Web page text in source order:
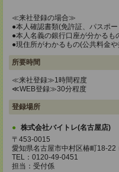
≪来社登録の場合≫
●本人確認書類(免許証、パスポ
●本人名義の銀行口座が分かる
●現住所がわかるもの(公共料金
所要時間
≪来社登録≫1時間程度
≪WEB登録≫30分程度
登録場所
株式会社バイトレ(名古屋店)
〒453-0015
愛知県名古屋市中村区椿町18-22
TEL：0120-49-0451
担当：受付係